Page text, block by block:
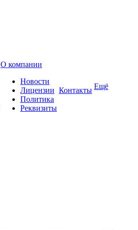
О компании
Новости
Лицензии
Политика
Реквизиты
Контакты Ещё